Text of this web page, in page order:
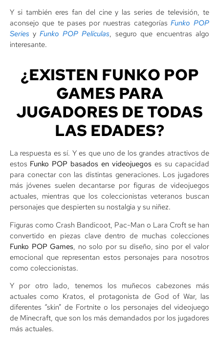
Y si también eres fan del cine y las series de televisión, te
aconsejo que te pases por nuestras categorías Funko POP
Series y Funko POP Películas, seguro que encuentras algo
interesante.
¿EXISTEN FUNKO POP
GAMES PARA
JUGADORES DE TODAS
LAS EDADES?
La respuesta es sí. Y es que uno de los grandes atractivos de
estos Funko POP basados en videojuegos es su capacidad
para conectar con las distintas generaciones. Los jugadores
más jóvenes suelen decantarse por figuras de videojuegos
actuales, mientras que los coleccionistas veteranos buscan
personajes que despierten su nostalgia y su niñez.
Figuras como Crash Bandicoot, Pac-Man o Lara Croft se han
convertido en piezas clave dentro de muchas colecciones
Funko POP Games, no solo por su diseño, sino por el valor
emocional que representan estos personajes para nosotros
como coleccionistas.
Y por otro lado, tenemos los muñecos cabezones más
actuales como Kratos, el protagonista de God of War, las
diferentes “skin” de Fortnite o los personajes del videojuego
de Minecraft, que son los más demandados por los jugadores
más actuales.